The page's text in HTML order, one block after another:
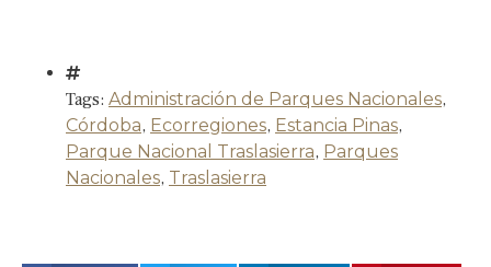
Tags: Administración de Parques Nacionales,
Córdoba, Ecorregiones, Estancia Pinas,
Parque Nacional Traslasierra, Parques
Nacionales, Traslasierra